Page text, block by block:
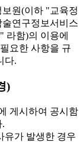
원(이하 "교육정
연구정보서비스
라함)의 이용에
요한 사항을 규
다.
)
게시하여 공시함
.
가 발생한 경우